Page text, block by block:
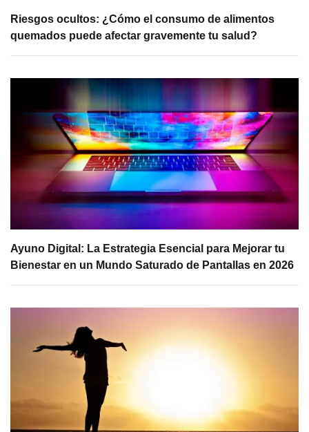
Riesgos ocultos: ¿Cómo el consumo de alimentos
quemados puede afectar gravemente tu salud?
Ayuno Digital: La Estrategia Esencial para Mejorar tu
Bienestar en un Mundo Saturado de Pantallas en 2026